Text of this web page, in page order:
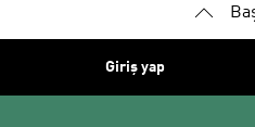
Giriş yap